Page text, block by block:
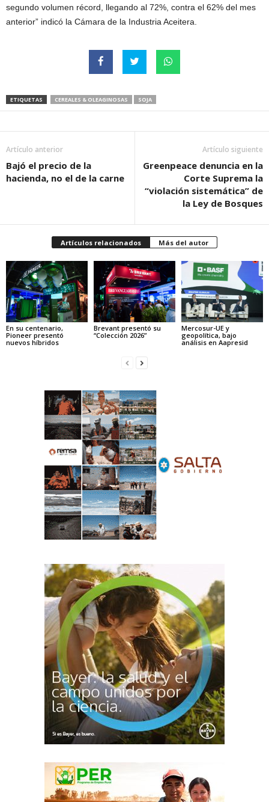
segundo volumen récord, llegando al 72%, contra el 62% del mes
anterior” indicó la Cámara de la Industria Aceitera.
ETIQUETAS CEREALES & OLEAGINOSAS SOJA
Artículo anterior
Bajó el precio de la
hacienda, no el de la carne
Artículo siguiente
Greenpeace denuncia en la
Corte Suprema la
“violación sistemática” de
la Ley de Bosques
Artículos relacionados Más del autor
En su centenario,
Pioneer presentó
nuevos híbridos
Brevant presentó su
“Colección 2026”
Mercosur-UE y
geopolítica, bajo
análisis en Aapresid